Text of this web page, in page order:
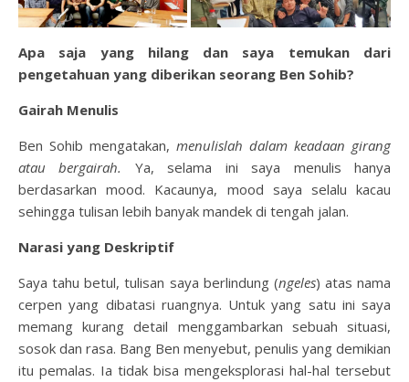
Apa saja yang hilang dan saya temukan dari
pengetahuan yang diberikan seorang Ben Sohib?
Gairah Menulis
Ben Sohib mengatakan, menulislah dalam keadaan girang
atau bergairah.
Ya, selama ini saya menulis hanya
berdasarkan mood. Kacaunya, mood saya selalu kacau
sehingga tulisan lebih banyak mandek di tengah jalan.
Narasi yang Deskriptif
Saya tahu betul, tulisan saya berlindung (ngeles) atas nama
cerpen yang dibatasi ruangnya. Untuk yang satu ini saya
memang kurang detail menggambarkan sebuah situasi,
sosok dan rasa. Bang Ben menyebut, penulis yang demikian
itu pemalas. Ia tidak bisa mengeksplorasi hal-hal tersebut